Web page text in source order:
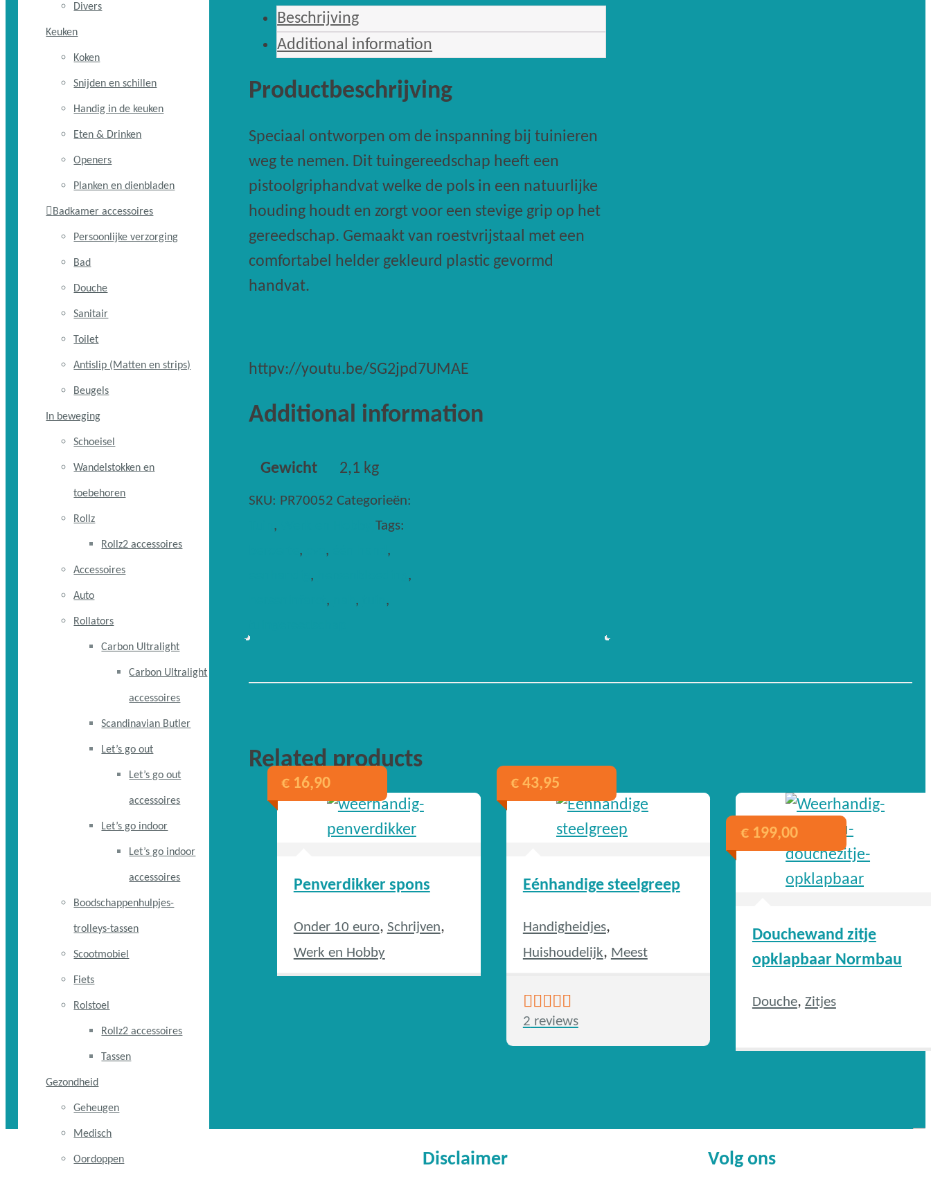
Beschrijving
Additional information
Productbeschrijving
Speciaal ontworpen om de inspanning bij tuinieren
weg te nemen. Dit tuingereedschap heeft een
pistoolgriphandvat welke de pols in een natuurlijke
houding houdt en zorgt voor een stevige grip op het
gereedschap. Gemaakt van roestvrijstaal met een
comfortabel helder gekleurd plastic gevormd
handvat.
httpv://youtu.be/SG2jpd7UMAE
Additional information
Gewicht 2,1 kg
SKU: PR70052 Categorieën:
,
Tags:
, ,
,
,
,
, ,
,
Related products
€ 16,90
Penverdikker spons
Onder 10 euro, Schrijven,
Werk en Hobby
€ 43,95
Eénhandige steelgreep
Handigheidjes,
Huishoudelijk, Meest
producten
producten
Beoordeling
4.00uit 5
2 reviews
€199,00
Douchewand zitje
opklapbaar Normbau
Douche, Zitjes
Divers
Keuken
Koken
Snijden en schillen
Handig in de keuken
Eten & Drinken
Openers
Planken en dienbladen
Badkamer accessoires
Persoonlijke verzorging
Bad
Douche
Sanitair
Toilet
Antislip (Matten en strips)
Beugels
In beweging
Schoeisel
Wandelstokken en
toebehoren
Rollz
Rollz2 accessoires
Accessoires
Auto
Rollators
Carbon Ultralight
Carbon Ultralight
accessoires
Scandinavian Butler
Let’s go out
Let’s go out
accessoires
Let’s go indoor
Let’s go indoor
accessoires
Boodschappenhulpjes-
trolleys-tassen
Scootmobiel
Fiets
Rolstoel
Rollz2 accessoires
Tassen
Gezondheid
Geheugen
Medisch
Oordoppen Disclaimer Volg ons